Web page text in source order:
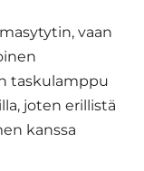
vaan
taskulamppu
joten erillistä
kanssa